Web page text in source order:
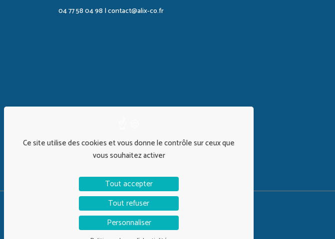
04 77 58 04 98 |contact@alix-co.fr
©Alix&Co 2026 | Design :Timothy Largeron
Ce site utilise des cookies et vous donne le contrôle sur ceux que
vous souhaitez activer
Tout accepter
Tout refuser
Personnaliser